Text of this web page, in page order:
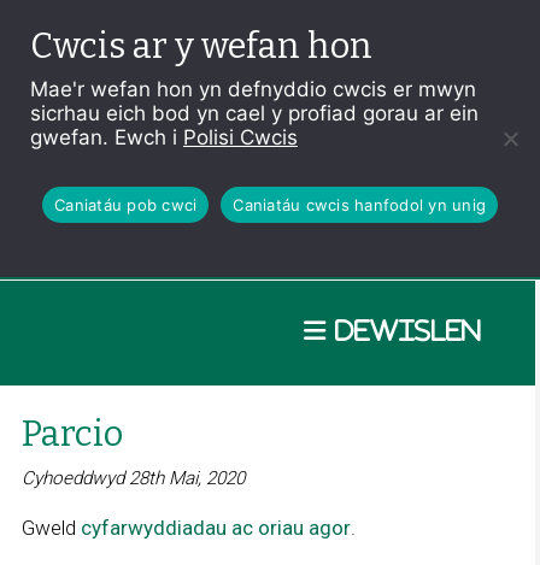
Cwcis ar y wefan hon
Mae'r wefan hon yn defnyddio cwcis er mwyn
sicrhau eich bod yn cael y profiad gorau ar ein
gwefan. Ewch i Polisi Cwcis
Caniatáu pob cwci Caniatáu cwcis hanfodol yn unig
Dewislen
Parcio
Cyhoeddwyd 28th Mai, 2020
Gweld cyfarwyddiadau ac oriau agor.